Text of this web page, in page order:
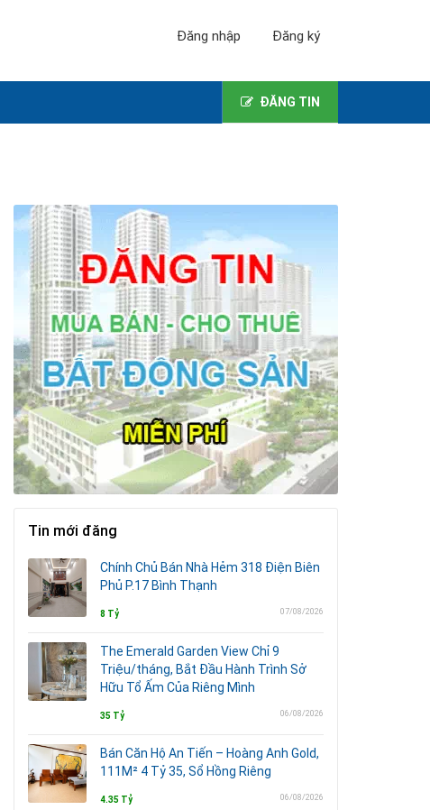
Đăng nhập Đăng ký
ĐĂNG TIN
Tin mới đăng
Chính Chủ Bán Nhà Hẻm 318 Điện Biên
Phủ P.17 Bình Thạnh
8 Tỷ 07/08/2026
The Emerald Garden View Chỉ 9
Triệu/tháng, Bắt Đầu Hành Trình Sở
Hữu Tổ Ấm Của Riêng Mình
35 Tỷ 06/08/2026
Bán Căn Hộ An Tiến – Hoàng Anh Gold,
111M² 4 Tỷ 35, Sổ Hồng Riêng
4.35 Tỷ 06/08/2026